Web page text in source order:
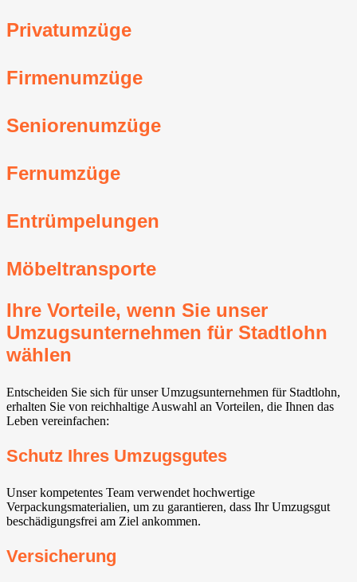
Privatumzüge
Firmenumzüge
Seniorenumzüge
Fernumzüge
Entrümpelungen
Möbeltransporte
Ihre Vorteile, wenn Sie unser
Umzugsunternehmen für Stadtlohn
wählen
Entscheiden Sie sich für unser Umzugsunternehmen für Stadtlohn,
erhalten Sie von reichhaltige Auswahl an Vorteilen, die Ihnen das
Leben vereinfachen:
Schutz Ihres Umzugsgutes
Unser kompetentes Team verwendet hochwertige
Verpackungsmaterialien, um zu garantieren, dass Ihr Umzugsgut
beschädigungsfrei am Ziel ankommen.
Versicherung